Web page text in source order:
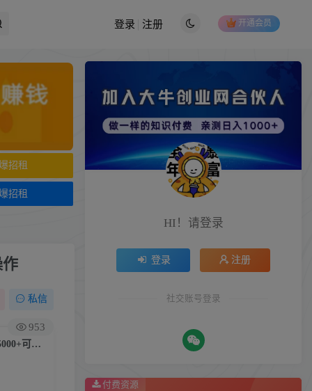
开通会员
登录 注册
招租
招租
私信
953
（5050期）2023快手无人直播带货爆单，正规合法长期稳定 单账号月收益5000+可批量操作
HI！请登录
登录 注册
社交账号登录
付费资源